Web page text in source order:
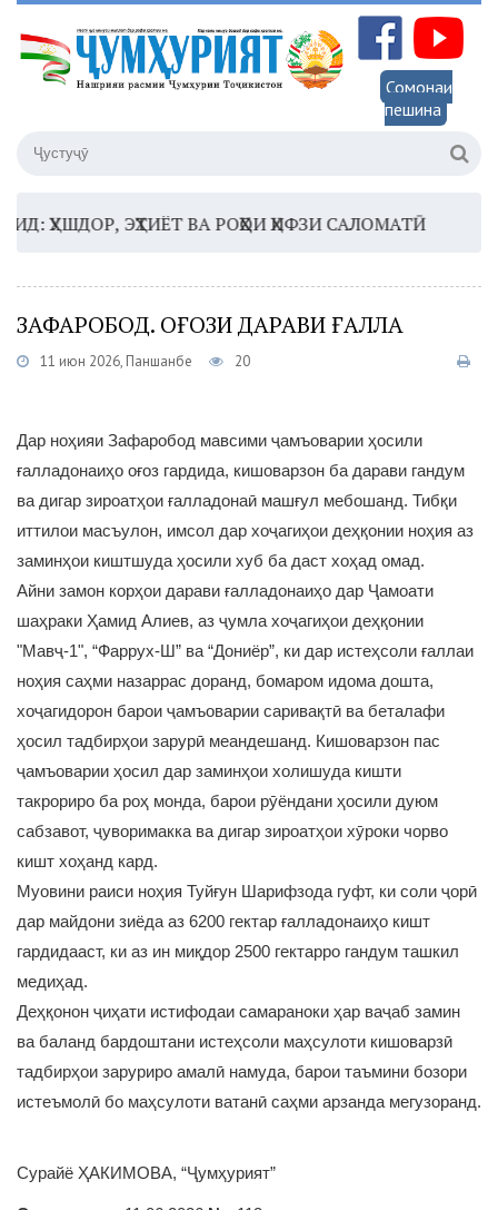
Сомонаи
пешина
ЭҲТИЁТ ВА РОҲҲОИ ҲИФЗИ САЛОМАТӢ16:35
ЗАФАРОБОД. ОҒОЗИ ДАРАВИ ҒАЛЛА
11 июн 2026, Панҷшанбе 20
Дар ноҳияи Зафаробод мавсими ҷамъоварии ҳосили
ғалладонаиҳо оғоз гардида, кишоварзон ба дарави гандум
ва дигар зироатҳои ғалладонаӣ машғул мебошанд. Тибқи
иттилои масъулон, имсол дар хоҷагиҳои деҳқонии ноҳия аз
заминҳои киштшуда ҳосили хуб ба даст хоҳад омад.
Айни замон корҳои дарави ғалладонаиҳо дар Ҷамоати
шаҳраки Ҳамид Алиев, аз ҷумла хоҷагиҳои деҳқонии
"Мавҷ-1", “Фаррух-Ш” ва “Дониёр”, ки дар истеҳсоли ғаллаи
ноҳия саҳми назаррас доранд, бомаром идома дошта,
хоҷагидорон барои ҷамъоварии саривақтӣ ва беталафи
ҳосил тадбирҳои зарурӣ меандешанд. Кишоварзон пас
ҷамъоварии ҳосил дар заминҳои холишуда кишти
такрориро ба роҳ монда, барои рӯёндани ҳосили дуюм
сабзавот, ҷуворимакка ва дигар зироатҳои хӯроки чорво
кишт хоҳанд кард.
Муовини раиси ноҳия Туйғун Шарифзода гуфт, ки соли ҷорӣ
дар майдони зиёда аз 6200 гектар ғалладонаиҳо кишт
гардидааст, ки аз ин миқдор 2500 гектарро гандум ташкил
медиҳад.
Деҳқонон ҷиҳати истифодаи самараноки ҳар ваҷаб замин
ва баланд бардоштани истеҳсоли маҳсулоти кишоварзӣ
тадбирҳои заруриро амалӣ намуда, барои таъмини бозори
истеъмолӣ бо маҳсулоти ватанӣ саҳми арзанда мегузоранд.
Сурайё ҲАКИМОВА, “Ҷумҳурият”